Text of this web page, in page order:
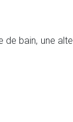
de bain, une